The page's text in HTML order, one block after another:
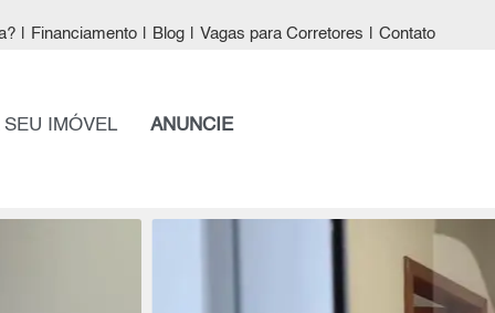
Financiamento Blog Vagas para Corretores Contato
IMÓVEL ANUNCIE